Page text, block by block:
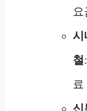
요
시
철
료